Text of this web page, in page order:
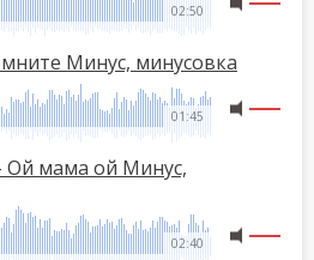
02:50
Минус, минусовка
01:45
Ой мама ой Минус,
02:40